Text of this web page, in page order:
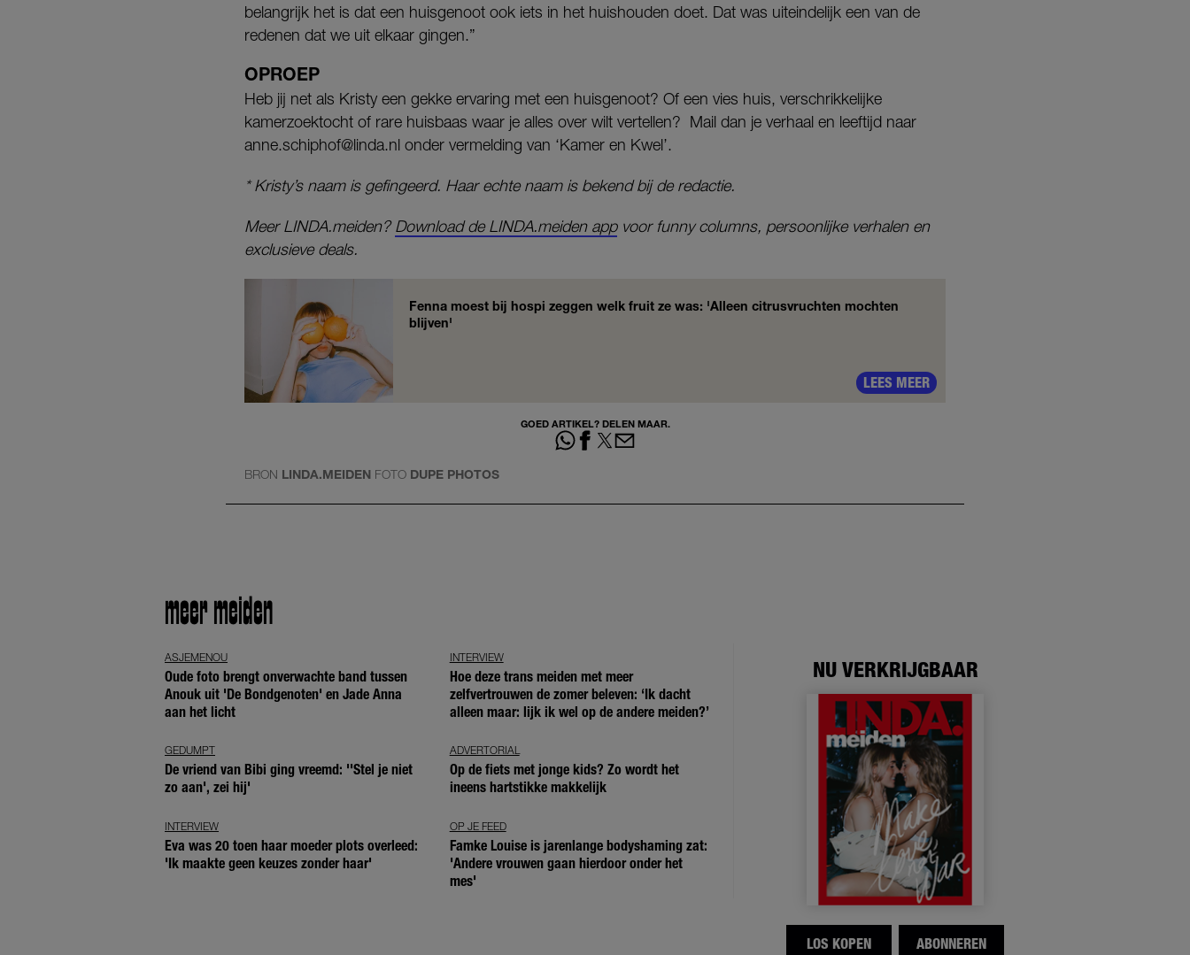
belangrijk het is dat een huisgenoot ook iets in het huishouden doet. Dat was uiteindelijk een van de
redenen dat we uit elkaar gingen.”
OPROEP
Heb jij net als Kristy een gekke ervaring met een huisgenoot? Of een vies huis, verschrikkelijke
kamerzoektocht of rare huisbaas waar je alles over wilt vertellen? Mail dan je verhaal en leeftijd naar
anne.schiphof@linda.nl onder vermelding van ‘Kamer en Kwel’.
* Kristy’s naam is gefingeerd. Haar echte naam is bekend bij de redactie.
Meer LINDA.meiden?Download de LINDA.meiden appvoor funny columns, persoonlijke verhalen en
exclusieve deals.
Fenna moest bij hospi zeggen welk fruit ze was: 'Alleen citrusvruchten mochten
blijven'
LEES MEER
GOED ARTIKEL? DELEN MAAR.
BRON LINDA.MEIDEN FOTO DUPE PHOTOS
meer meiden
ASJEMENOU
Oude foto brengt onverwachte band tussen
Anouk uit 'De Bondgenoten' en Jade Anna
aan het licht
INTERVIEW
Hoe deze trans meiden met meer
zelfvertrouwen de zomer beleven: ‘Ik dacht
alleen maar: lijk ik wel op de andere meiden?’
GEDUMPT
De vriend van Bibi ging vreemd: ''Stel je niet
zo aan', zei hij'
ADVERTORIAL
Op de fiets met jonge kids? Zo wordt het
ineens hartstikke makkelijk
INTERVIEW
Eva was 20 toen haar moeder plots overleed:
'Ik maakte geen keuzes zonder haar'
OP JE FEED
Famke Louise is jarenlange bodyshaming zat:
'Andere vrouwen gaan hierdoor onder het
mes'
NU VERKRIJGBAAR
LOS KOPEN ABONNEREN